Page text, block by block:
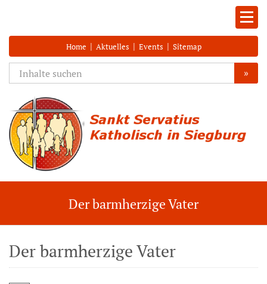
Home | Aktuelles | Events | Sitemap
»
Der barmherzige Vater
Der barmherzige Vater